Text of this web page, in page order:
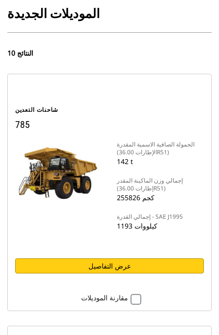
الموديلات الجديدة
10 النتائج
شاحنات التعدين
785
الحمولة الصافية الاسمية المقدرة
(الإطارات 36.00R51)
142 t
إجمالي وزن الماكينة المقدر
(إطارات 36.00R51)
255826 كجم
إجمالي القدرة - SAE J1995
1193 كيلووات
عرض التفاصيل
مقارنة الموديلات